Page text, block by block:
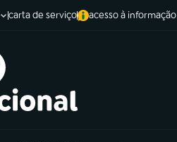
carta de serviço acesso à informação